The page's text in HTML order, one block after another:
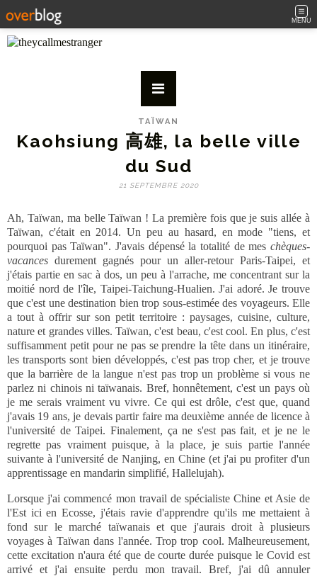
MENU
TAÏWAN
Kaohsiung 高雄, la belle ville
du Sud
21 SEPTEMBRE 2020
Ah, Taïwan, ma belle Taïwan ! La première fois que je suis allée à
Taïwan, c'était en 2014. Un peu au hasard, en mode "tiens, et
pourquoi pas Taïwan". J'avais dépensé la totalité de mes chèques-
vacances durement gagnés pour un aller-retour Paris-Taipei, et
j'étais partie en sac à dos, un peu à l'arrache, me concentrant sur la
moitié nord de l'île, Taipei-Taichung-Hualien. J'ai adoré. Je trouve
que c'est une destination bien trop sous-estimée des voyageurs. Elle
a tout à offrir sur son petit territoire : paysages, cuisine, culture,
nature et grandes villes. Taïwan, c'est beau, c'est cool. En plus, c'est
suffisamment petit pour ne pas se prendre la tête dans un itinéraire,
les transports sont bien développés, c'est pas trop cher, et je trouve
que la barrière de la langue n'est pas trop un problème si vous ne
parlez ni chinois ni taïwanais. Bref, honnêtement, c'est un pays où
je me serais vraiment vu vivre. Ce qui est drôle, c'est que, quand
j'avais 19 ans, je devais partir faire ma deuxième année de licence à
l'université de Taipei. Finalement, ça ne s'est pas fait, et je ne le
regrette pas vraiment puisque, à la place, je suis partie l'année
suivante à l'université de Nanjing, en Chine (et j'ai pu profiter d'un
apprentissage en mandarin simplifié, Hallelujah).
Lorsque j'ai commencé mon travail de spécialiste Chine et Asie de
l'Est ici en Ecosse, j'étais ravie d'apprendre qu'ils me mettaient à
fond sur le marché taïwanais et que j'aurais droit à plusieurs
voyages à Taïwan dans l'année. Trop trop cool. Malheureusement,
cette excitation n'aura été que de courte durée puisque le Covid est
arrivé et j'ai ensuite perdu mon travail. Bref, j'ai dû annuler